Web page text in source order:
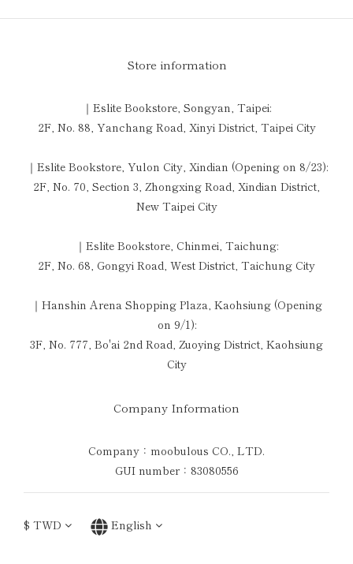
Store information
｜Eslite Bookstore, Songyan, Taipei:
2F, No. 88, Yanchang Road, Xinyi District, Taipei City
｜Eslite Bookstore, Yulon City, Xindian (Opening on 8/23):
2F, No. 70, Section 3, Zhongxing Road, Xindian District,
New Taipei City
｜Eslite Bookstore, Chinmei, Taichung:
2F, No. 68, Gongyi Road, West District, Taichung City
｜Hanshin Arena Shopping Plaza, Kaohsiung (Opening
on 9/1):
3F, No. 777, Bo'ai 2nd Road, Zuoying District, Kaohsiung
City
Company Information
Company：moobulous CO., LTD.
GUI number：83080556
$ TWD English